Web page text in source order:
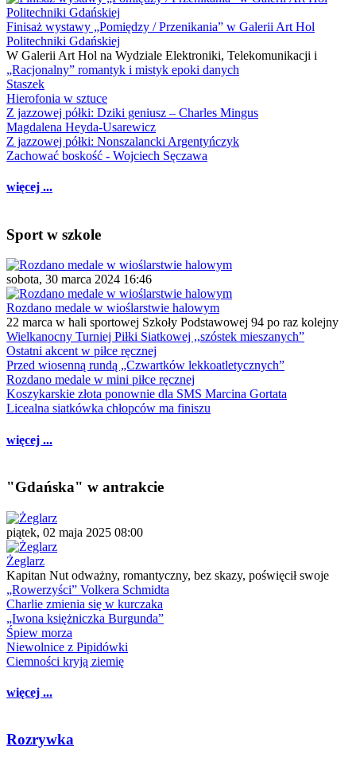
Finisaż wystawy „Pomiędzy / Przenikania” w Galerii Art Hol
Politechniki Gdańskiej
W Galerii Art Hol na Wydziale Elektroniki, Telekomunikacji i
„Racjonalny” romantyk i mistyk epoki danych
Staszek
Hierofonia w sztuce
Z jazzowej półki: Dziki geniusz – Charles Mingus
Magdalena Heyda-Usarewicz
Z jazzowej półki: Nonszalancki Argentyńczyk
Zachować boskość - Wojciech Sęczawa
więcej ...
Sport w szkole
sobota, 30 marca 2024 16:46
Rozdano medale w wioślarstwie halowym
22 marca w hali sportowej Szkoły Podstawowej 94 po raz kolejny
Wielkanocny Turniej Piłki Siatkowej ,,szóstek mieszanych”
Ostatni akcent w piłce ręcznej
Przed wiosenną rundą „Czwartków lekkoatletycznych”
Rozdano medale w mini piłce ręcznej
Koszykarskie złota ponownie dla SMS Marcina Gortata
Licealna siatkówka chłopców ma finiszu
więcej ...
"Gdańska" w antrakcie
piątek, 02 maja 2025 08:00
Żeglarz
Kapitan Nut odważny, romantyczny, bez skazy, poświęcił swoje
„Rowerzyści” Volkera Schmidta
Charlie zmienia się w kurczaka
„Iwona księżniczka Burgunda”
Śpiew morza
Niewolnice z Pipidówki
Ciemności kryją ziemię
więcej ...
Rozrywka